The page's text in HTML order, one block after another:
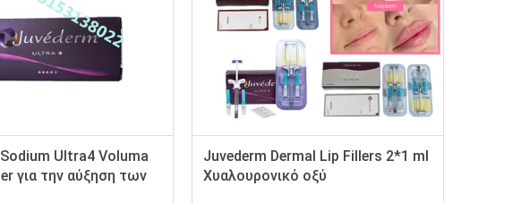
Ultra4 Voluma
για την αύξηση των
Juvederm Dermal Lip Fillers 2*1 ml
Χυαλουρονικό οξύ